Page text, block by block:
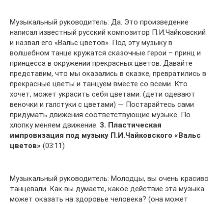
Музыкальный руководитель: Да. Это произведение
написал известный русский композитор П.И.Чайковский
и назвал его «Вальс цветов». Под эту музыку в
волшебном танце кружатся сказочные герои – принц и
принцесса в окружении прекрасных цветов. Давайте
представим, что мы оказались в сказке, превратились в
прекрасные цветы и танцуем вместе со всеми. Кто
хочет, может украсить себя цветами. (дети одевают
веночки и галстуки с цветами) — Постарайтесь сами
придумать движения соответствующие музыке. По
хлопку меняем движение. 3. Пластическая
импровизация под музыку П.И.Чайковского «Вальс
цветов» (03:11)
Музыкальный руководитель: Молодцы, вы очень красиво
танцевали. Как вы думаете, какое действие эта музыка
может оказать на здоровье человека? (она может